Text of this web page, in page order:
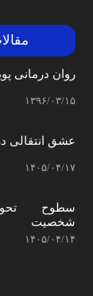
روان درمانی
۱۳۹۶/۰۳/۱۵
عشق انتقالی
۱۴۰۵/۰۴/۱۷
سطوح
شخصیت
۱۴۰۵/۰۴/۱۴